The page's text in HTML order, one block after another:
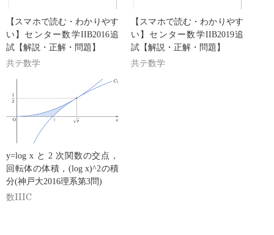
【スマホで読む・わかりやす
い】センター数学IIB2016追
試【解説・正解・問題】
共テ数学
【スマホで読む・わかりやす
い】センター数学IIB2019追
試【解説・正解・問題】
共テ数学
y=log x と 2 次関数の交点，
回転体の体積，(log x)^2の積
分(神戸大2016理系第3問)
数IIIC